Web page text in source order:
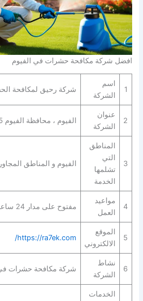
افضل شركة مكافحة حشرات في الفيوم
1
اسم
الشركة
شركة رحيق لمكافحة
2
عنوان
الشركة
الفيوم ، محافظة الفيوم 31835
3
المناطق
التي
تشلمها
الخدمة
الفيوم و المناطق
4
مواعيد
العمل
مفتوح على مدار 24 ساعة
5
الموقع
الالكتروني
https://ra7ek.com/
6
نشاط
الشركة
شركة مكافحة حشرات
الخدمات